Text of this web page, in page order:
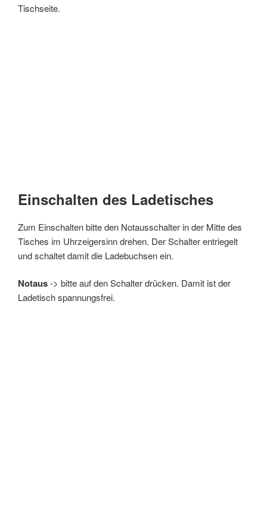
Tischseite.
Einschalten des Ladetisches
Zum Einschalten bitte den Notausschalter in der Mitte des
Tisches im Uhrzeigersinn drehen. Der Schalter entriegelt
und schaltet damit die Ladebuchsen ein.
Notaus-> bitte auf den Schalter drücken. Damit ist der
Ladetisch spannungsfrei.